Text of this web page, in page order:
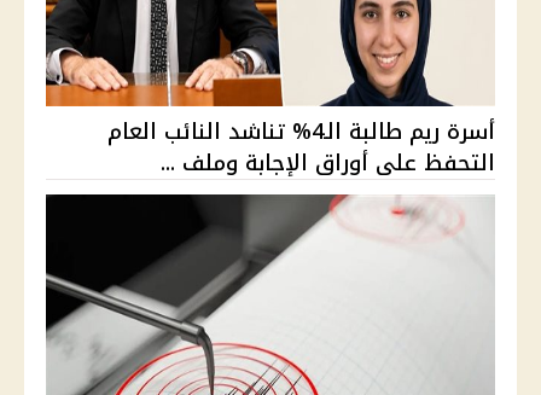
أسرة ريم طالبة الـ4% تناشد النائب العام
التحفظ على أوراق الإجابة وملف ...